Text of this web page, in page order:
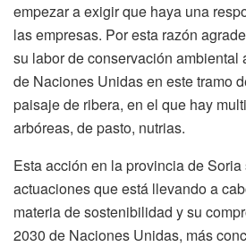
empezar a exigir que haya una
las empresas. Por esta razón
su labor de conservación ambiental
de Naciones Unidas en este tramo
paisaje de ribera, en el que hay
arbóreas, de pasto, nutrias.
Esta acción en la provincia de
actuaciones que está llevando a
materia de sostenibilidad y su
2030 de Naciones Unidas, más